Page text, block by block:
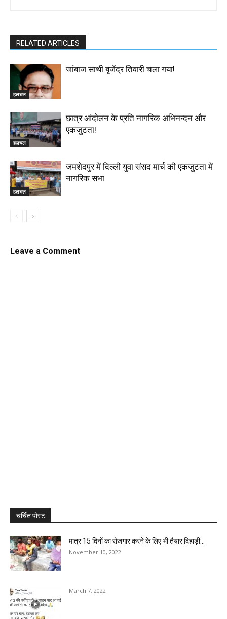
RELATED ARTICLES
हलचल
जांबाज साथी बृजेंद्र तिवारी चला गया!
हलचल
छात्र आंदोलन के प्रति नागरिक अभिनन्दन और
एकजुटता!
हलचल
जमशेदपुर में दिल्ली युवा संसद मार्च की एकजुटता में
नागरिक सभा
Leave a Comment
चर्चित पोस्ट
मात्र 15 दिनों का रोजगार करने के लिए भी तैयार दिहाड़ी...
November 10, 2022
March 7, 2022